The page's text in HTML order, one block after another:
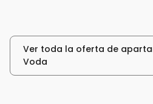
Ver toda la oferta de
Voda